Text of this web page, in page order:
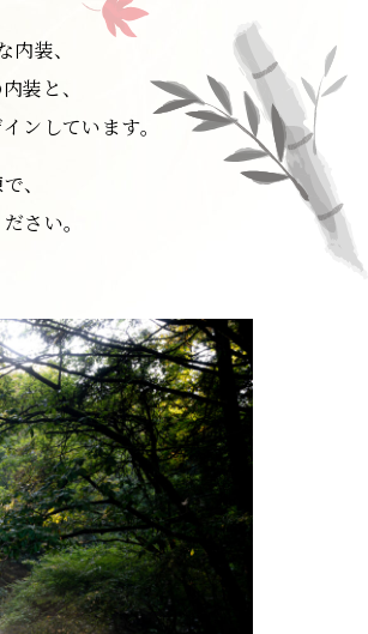
装、
装と、
ンしています。
、
さい。